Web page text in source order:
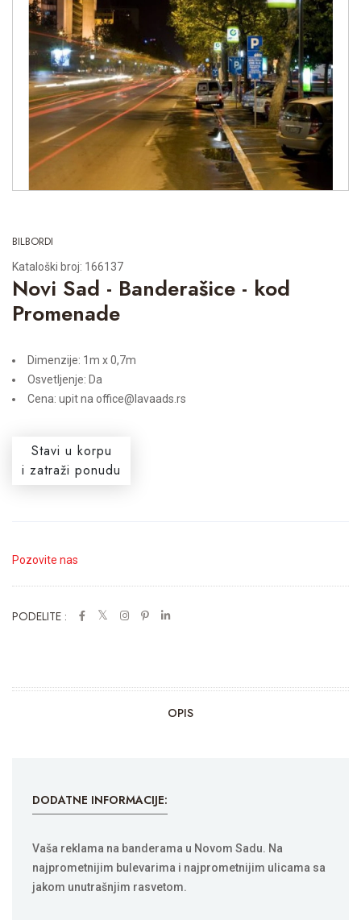
BILBORDI
Kataloški broj: 166137
Novi Sad - Banderašice - kod
Promenade
Dimenzije: 1m x 0,7m
Osvetljenje: Da
Cena: upit na office@lavaads.rs
Stavi u korpu
i zatraži ponudu
Pozovite nas
PODELITE :
OPIS
DODATNE INFORMACIJE:
Vaša reklama na banderama u Novom Sadu. Na
najprometnijim bulevarima i najprometnijim ulicama sa
jakom unutrašnjim rasvetom.